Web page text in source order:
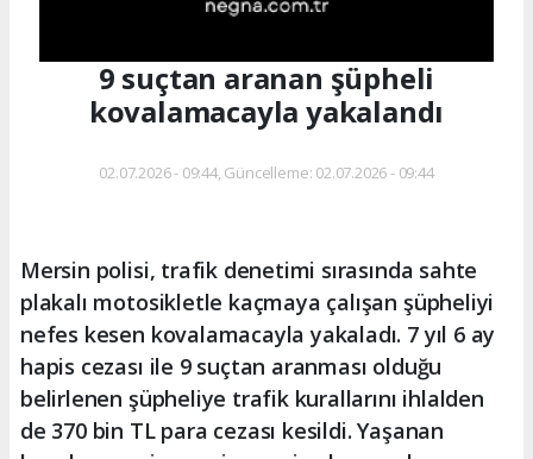
9 suçtan aranan şüpheli
kovalamacayla yakalandı
02.07.2026 - 09:44, Güncelleme: 02.07.2026 - 09:44
Mersin polisi, trafik denetimi sırasında sahte
plakalı motosikletle kaçmaya çalışan şüpheliyi
nefes kesen kovalamacayla yakaladı. 7 yıl 6 ay
hapis cezası ile 9 suçtan aranması olduğu
belirlenen şüpheliye trafik kurallarını ihlalden
de 370 bin TL para cezası kesildi. Yaşanan